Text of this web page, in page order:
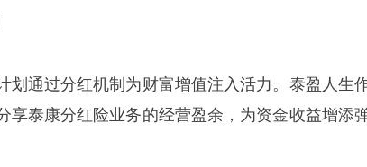
划通过分红机制为财富增值注入活力。泰盈人生
享泰康分红险业务的经营盈余，为资金收益增添